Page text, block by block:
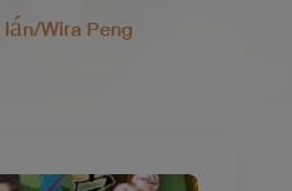
Wira Peng